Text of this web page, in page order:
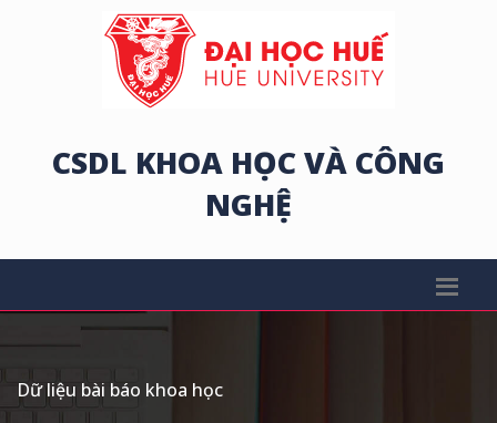
CSDL KHOA HỌC VÀ CÔNG
NGHỆ
Dữ liệu bài báo khoa học